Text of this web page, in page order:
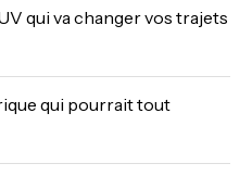
qui va changer vos trajets
qui pourrait tout